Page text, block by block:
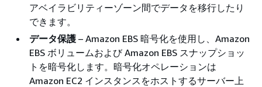
アベイラビリティーゾーン間でデータを移行したり
できます。
データ保護 – Amazon EBS 暗号化を使用し、Amazon
EBS ボリュームおよび Amazon EBS スナップショッ
トを暗号化します。暗号化オペレーションは
Amazon EC2 インスタンスをホストするサーバー上